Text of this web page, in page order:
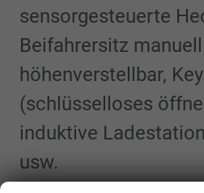
sensorgesteuerte
Beifahrersitz manuell
höhenverstellbar,
(schlüsselloses
induktive
usw.